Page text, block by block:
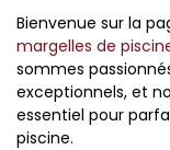
Bienvenue sur la
margelles de
sommes
exceptionnels, et
essentiel pour
piscine.